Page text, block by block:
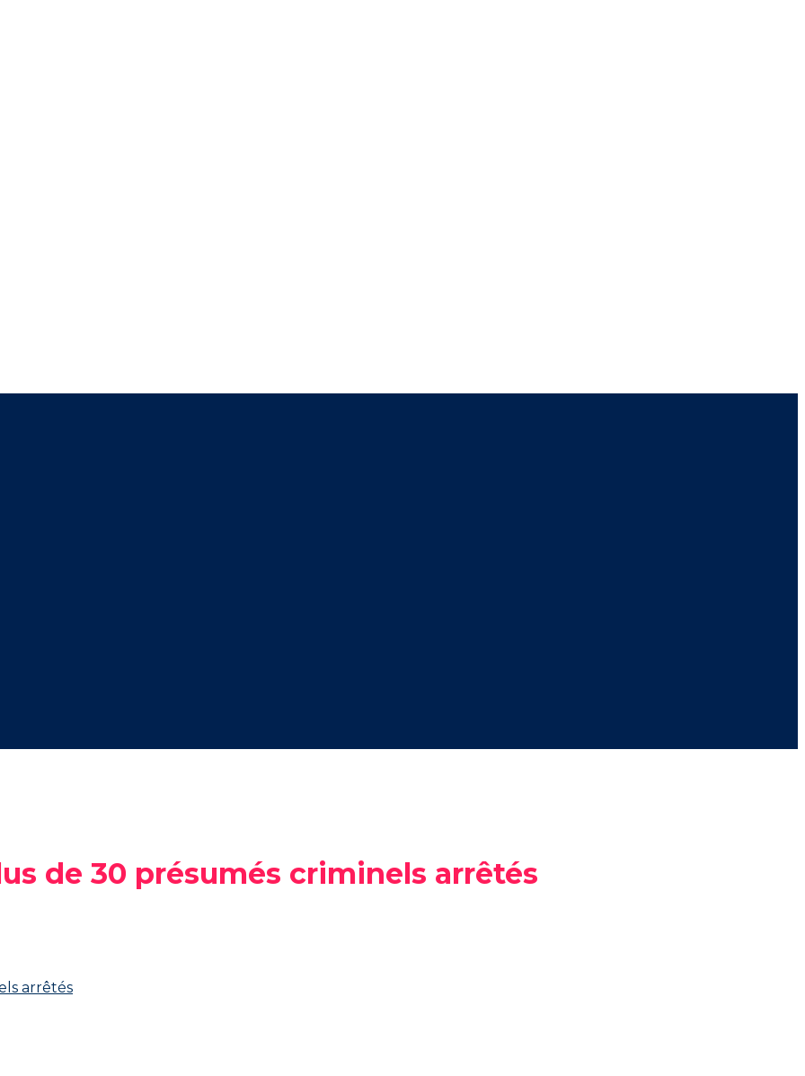
de 30 présumés criminels arrêtés